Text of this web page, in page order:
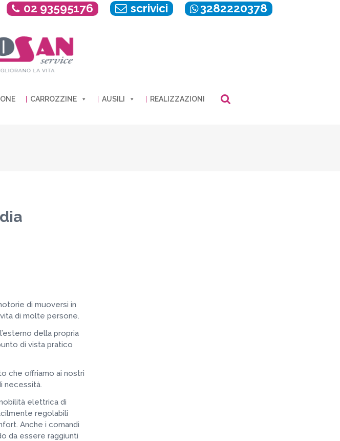
02 93595176 scrivici 3282220378
CARROZZINE AUSILI REALIZZAZIONI
di muoversi in
di molte persone.
della propria
di vista pratico
che offriamo ai nostri
necessità.
elettrica di
regolabili
Anche i comandi
da essere raggiunti